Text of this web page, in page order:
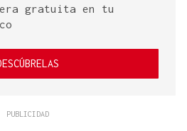
gratuita en tu